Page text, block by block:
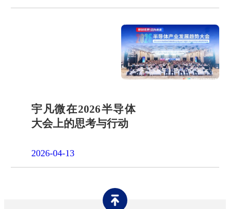
宇凡微在2026半导体
大会上的思考与行动
2026-04-13